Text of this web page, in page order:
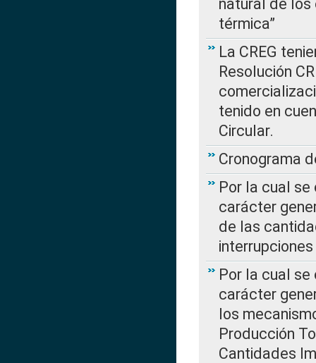
natural de los
térmica”
La CREG
Resolución
tenido en
Circular.
Cronograma
Por la cual
carácter
de las
Por la cual
carácter
los
Producción
Cantidades